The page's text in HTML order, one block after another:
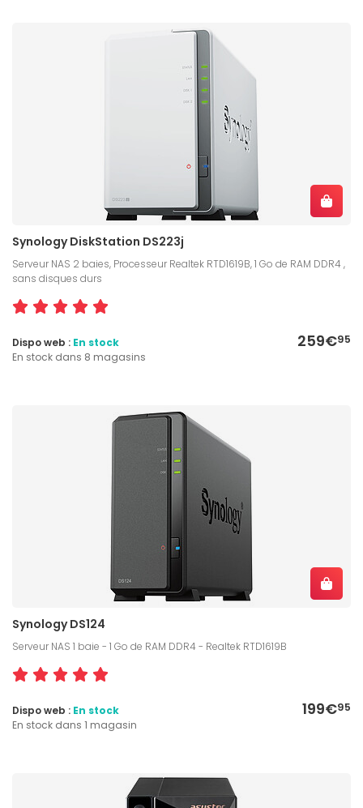
Synology DiskStation DS223j
Serveur NAS 2 baies, Processeur Realtek RTD1619B, 1 Go de RAM DDR4 ,
sans disques durs
259€95
Dispo web : En stock
En stock dans 8 magasins
Synology DS124
Serveur NAS 1 baie - 1 Go de RAM DDR4 - Realtek RTD1619B
199€95
Dispo web : En stock
En stock dans 1 magasin